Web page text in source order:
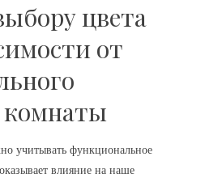
цвета
от
комнаты
учитывать функциональное
влияние на наше